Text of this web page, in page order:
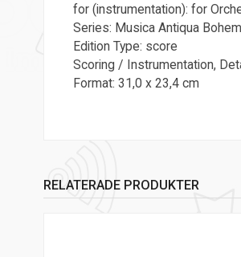
for (instrumentation): for
Series: Musica Antiqua
Edition Type: score
Scoring / Instrumentation,
Format: 31,0 x 23,4 cm
RELATERADE PRODUKTER